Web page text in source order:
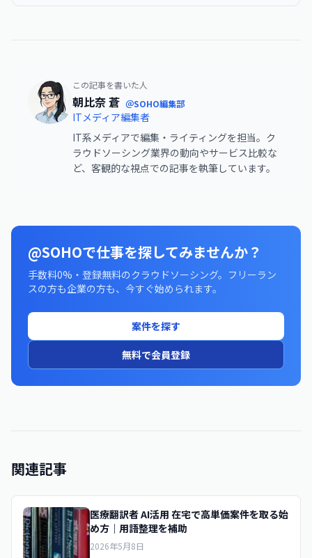
この記事を書いた人
朝比奈 蒼 ＠SOHO編集部
ITメディア編集者
IT系メディアで編集・ライティングを担当。ク
ラウドソーシング業界の動向やサービス比較な
ど、客観的な視点での記事を執筆しています。
@SOHOで仕事を探してみませんか？
手数料0%・登録無料のクラウドソーシング。フリーラン
スの方も企業の方も、今すぐ始められます。
案件を探す
無料で会員登録
関連記事
医療翻訳者 AI活用 在宅で高単価案件を取る始
め方｜用語整理を補助
2026年5月8日